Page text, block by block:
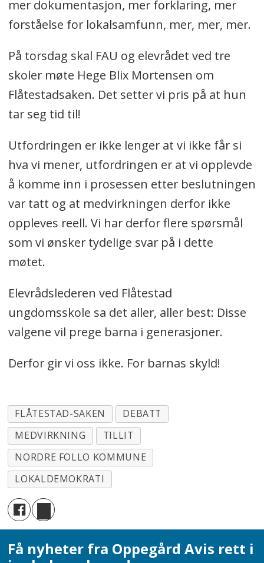
mer dokumentasjon, mer forklaring, mer
forståelse for lokalsamfunn, mer, mer, mer.
På torsdag skal FAU og elevrådet ved tre
skoler møte Hege Blix Mortensen om
Flåtestadsaken. Det setter vi pris på at hun
tar seg tid til!
Utfordringen er ikke lenger at vi ikke får si
hva vi mener, utfordringen er at vi opplevde
å komme inn i prosessen etter beslutningen
var tatt og at medvirkningen derfor ikke
oppleves reell. Vi har derfor flere spørsmål
som vi ønsker tydelige svar på i dette
møtet.
Elevrådslederen ved Flåtestad
ungdomsskole sa det aller, aller best: Disse
valgene vil prege barna i generasjoner.
Derfor gir vi oss ikke. For barnas skyld!
FLÅTESTAD-SAKEN
DEBATT
MEDVIRKNING
TILLIT
NORDRE FOLLO KOMMUNE
LOKALDEMOKRATI
Få nyheter fra Oppegård Avis rett i